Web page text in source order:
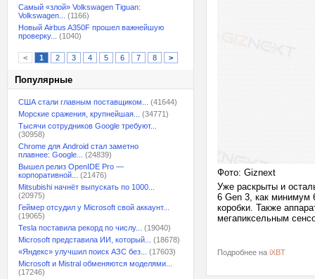
Самый «злой» Volkswagen Tiguan:
Volkswagen...
(1166)
Новый Airbus A350F прошел важнейшую
проверку...
(1040)
< 1 2 3 4 5 6 7 8 >
Популярные
США стали главным поставщиком...
(41644)
Морские сражения, крупнейшая...
(34771)
Тысячи сотрудников Google требуют...
(30958)
Chrome для Android стал заметно
плавнее: Google...
(24839)
Вышел релиз OpenIDE Pro —
корпоративной...
(21476)
Mitsubishi начнёт выпускать по 1000...
(20975)
Геймер отсудил у Microsoft свой аккаунт...
(19065)
Tesla поставила рекорд по числу...
(19040)
Microsoft представила ИИ, который...
(18678)
«Яндекс» улучшил поиск АЗС без...
(17603)
Microsoft и Mistral обменяются моделями...
(17246)
Фото: Giznext
Уже раскрыты и
6 Gen 3, как минимум
коробки. Также
мегапиксельным
Подробнее на iXBT